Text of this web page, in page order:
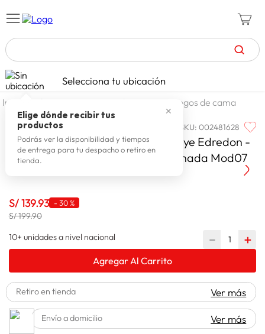
TÉRMINOS MÁS BUSCADOS
1. celulares
2. zapatillas mujer
3. zapatillas hombre
4. moda
6
7. laptop
8. terrex
Selecciona tu ubicación
✕
Elige dónde recibir tus
productos
Podrás ver la disponibilidad y tiempos
de entrega para tu despacho o retiro en
tienda.
dormitorio ropa de cama juegos de cama
ARLIN SKU:002481628
Arlin Arlin Set De Cama 2Plz Incluye Edredon -
Jgo Sabanas - 2 Fundas De Almohada Mod07
S/139.93 - 30 %
S/ 199.90
10+ unidades a nivel nacional
＋
－
Agregar Al Carrito
Retiro en tienda Ver más
Envío a domicilio Ver más